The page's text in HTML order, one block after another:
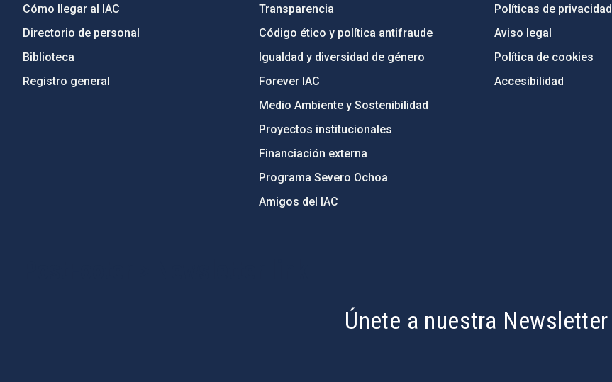
Cómo llegar al IAC
Directorio de personal
Biblioteca
Registro general
Transparencia
Código ético y política antifraude
Igualdad y diversidad de género
Forever IAC
Medio Ambiente y Sostenibilidad
Proyectos institucionales
Financiación externa
Programa Severo Ochoa
Amigos del IAC
Políticas de privacidad
Aviso legal
Política de cookies
Accesibilidad
Únete a nuestra Newsletter